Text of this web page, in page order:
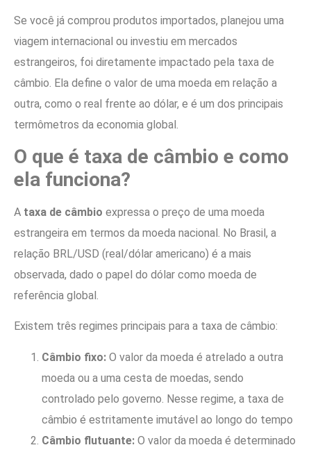
Se você já comprou produtos importados, planejou uma
viagem internacional ou investiu em mercados
estrangeiros, foi diretamente impactado pela taxa de
câmbio. Ela define o valor de uma moeda em relação a
outra, como o real frente ao dólar, e é um dos principais
termômetros da economia global.
O que é taxa de câmbio e como
ela funciona?
A taxa de câmbio expressa o preço de uma moeda
estrangeira em termos da moeda nacional. No Brasil, a
relação BRL/USD (real/dólar americano) é a mais
observada, dado o papel do dólar como moeda de
referência global.
Existem três regimes principais para a taxa de câmbio:
Câmbio fixo: O valor da moeda é atrelado a outra
moeda ou a uma cesta de moedas, sendo
controlado pelo governo. Nesse regime, a taxa de
câmbio é estritamente imutável ao longo do tempo
Câmbio flutuante: O valor da moeda é determinado